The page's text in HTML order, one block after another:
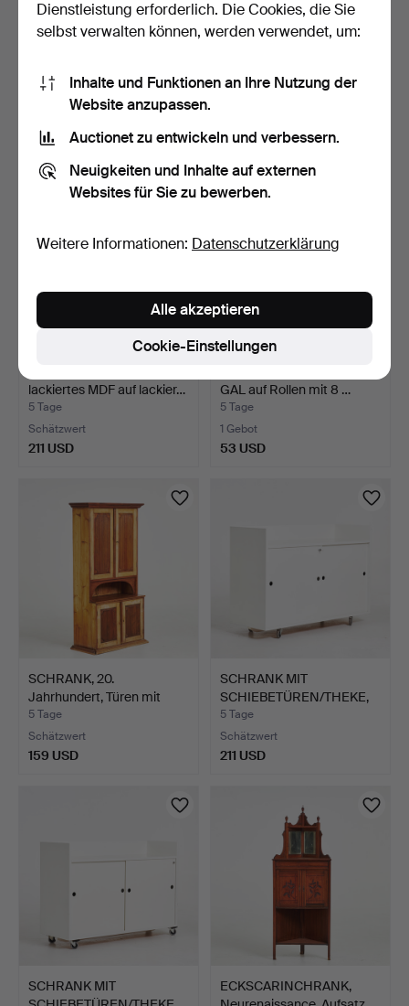
lackiertes MDF auf lackier…
211 USD
Medienschrank, 2 Stk., wa…
211 USD
lackiertes MDF auf lackier…
5 Tage
Schätzwert
211 USD
GAL auf Rollen mit 8 …
5 Tage
1 Gebot
53 USD
SCHRANK, 20.
Jahrhundert, Türen mit
Rillen…
5 Tage
Schätzwert
159 USD
SCHRANK MIT
SCHIEBETÜREN/THEKE,
weiß lacki…
5 Tage
Schätzwert
211 USD
SCHRANK MIT
ECKSCARINCHRANK,
Dienstleistung erforderlich. Die Cookies, die Sie
selbst verwalten können, werden verwendet, um:
Inhalte und Funktionen an Ihre Nutzung der
Website anzupassen.
Auctionet zu entwickeln und verbessern.
Neuigkeiten und Inhalte auf externen
Websites für Sie zu bewerben.
Weitere Informationen: Datenschutzerklärung
Cookie-Einstellungen
Alle akzeptieren